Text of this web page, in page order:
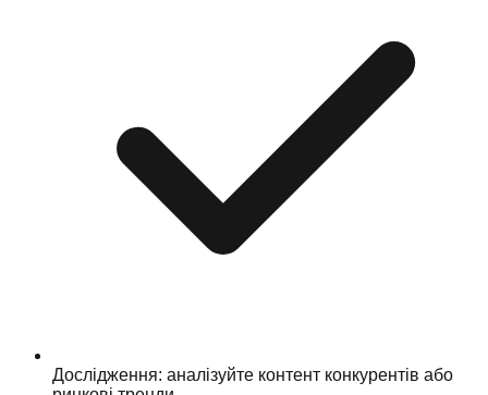
Дослідження: аналізуйте контент конкурентів або